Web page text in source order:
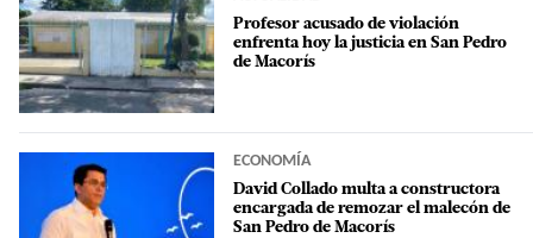
Profesor acusado de violación
enfrenta hoy la justicia en San Pedro
de Macorís
ECONOMÍA
David Collado multa a constructora
encargada de remozar el malecón de
San Pedro de Macorís